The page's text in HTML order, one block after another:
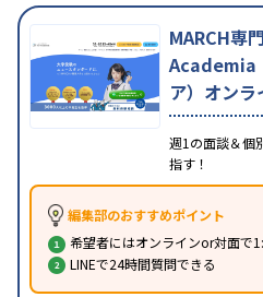
MARCH専
Academia
ア）オンラ
週1の面談＆個
指す！
編集部のおすすめポイント
希望者にはオンラインor対面で
LINEで24時間質問できる